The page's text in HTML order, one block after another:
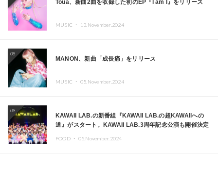
Toua、新曲2曲を収録した初のEP『I am I』をリリース
MUSIC ・ 13.November.2024
08
MANON、新曲「成長痛」をリリース
MUSIC ・ 05.November.2024
09
KAWAII LAB.の新番組『KAWAII LAB.の超KAWAIIへの
道』がスタート。KAWAII LAB.3周年記念公演も開催決定
FOOD ・ 05.November.2024